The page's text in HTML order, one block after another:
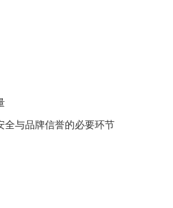
全与品牌信誉的必要环节